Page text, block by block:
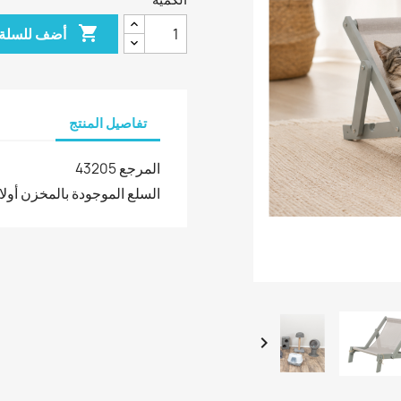

 أضف للسلة
تفاصيل المنتج
المرجع43205
السلع الموجودة بالمخزن أولا